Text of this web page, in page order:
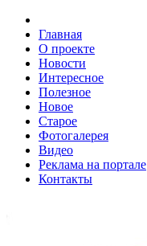
Главная
О проекте
Новости
Интересное
Полезное
Новое
Старое
Фотогалерея
Видео
Реклама на портале
Контакты